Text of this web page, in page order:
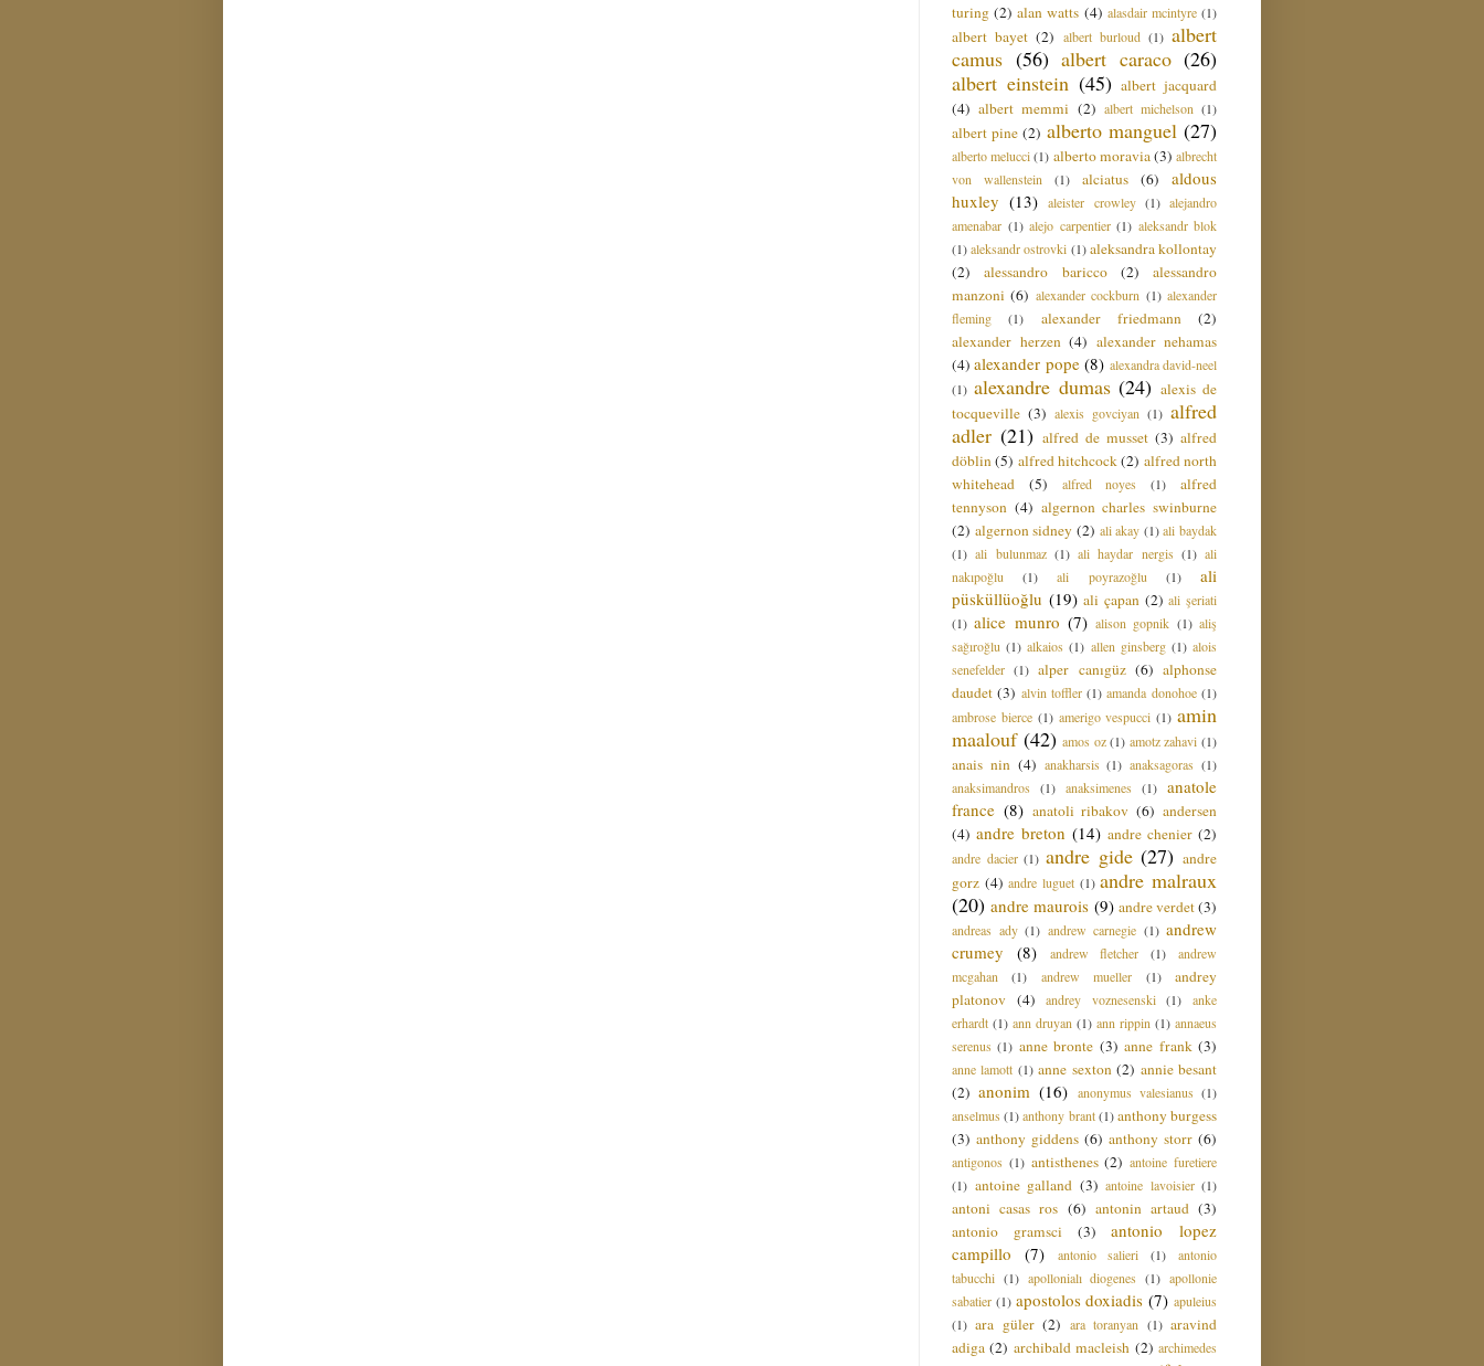
turing (2) alan watts (4) alasdair mcintyre (1)
albert bayet (2) albert burloud (1) albert
camus (56) albert caraco (26)
albert einstein (45) albert jacquard
(4) albert memmi (2) albert michelson (1)
albert pine (2) alberto manguel (27)
alberto melucci (1) alberto moravia (3) albrecht
von wallenstein
(1) alciatus (6)
aldous
huxley (13) aleister crowley (1) alejandro
amenabar (1) alejo carpentier (1) aleksandr blok
(1) aleksandr ostrovki (1) aleksandra kollontay
(2)
alessandro baricco (2)
alessandro
manzoni (6) alexander cockburn (1) alexander
fleming
(1) alexander friedmann
(2)
alexander herzen (4) alexander nehamas
(4) alexander pope (8) alexandra david-neel
(1) alexandre dumas (24) alexis de
tocqueville (3) alexis govciyan (1) alfred
adler (21) alfred de musset (3) alfred
döblin (5) alfred hitchcock(2) alfred north
whitehead
(5) alfred noyes (1)
alfred
tennyson (4) algernon charles swinburne
(2) algernon sidney (2) ali akay (1) ali baydak
(1) ali bulunmaz (1) ali haydar nergis (1) ali
nakıpoğlu
(1) ali poyrazoğlu (1)
ali
püsküllüoğlu (19) ali çapan (2) ali şeriati
(1) alice munro (7) alison gopnik (1) aliş
sağıroğlu (1) alkaios (1) allen ginsberg (1) alois
senefelder (1) alper canıgüz (6) alphonse
daudet (3) alvin toffler (1) amanda donohoe (1)
ambrose bierce (1) amerigo vespucci (1) amin
maalouf (42) amos oz (1) amotz zahavi (1)
anais nin (4) anakharsis (1) anaksagoras (1)
anaksimandros
(1) anaksimenes (1) anatole
france (8) anatoli ribakov (6) andersen
(4) andre breton (14) andre chenier (2)
andre dacier (1) andre gide (27) andre
gorz (4) andre luguet (1) andre malraux
(20) andre maurois (9) andre verdet(3)
andreas ady (1) andrew carnegie (1) andrew
crumey
(8) andrew fletcher (1)
andrew
mcgahan
(1) andrew mueller (1)
andrey
platonov (4) andrey voznesenski (1)
anke
erhardt (1) ann druyan (1) ann rippin (1) annaeus
serenus (1) anne bronte (3) anne frank (3)
anne lamott (1) anne sexton (2) annie besant
(2) anonim (16) anonymus valesianus (1)
anselmus (1) anthony brant (1) anthony burgess
(3) anthony giddens (6) anthony storr (6)
antigonos (1) antisthenes (2) antoine furetiere
(1) antoine galland (3) antoine lavoisier (1)
antoni casas ros (6) antonin artaud (3)
antonio gramsci
(3)
antonio lopez
campillo
(7) antonio salieri (1)
antonio
tabucchi (1) apollonialı diogenes (1) apollonie
sabatier (1) apostolos doxiadis (7) apuleius
(1) ara güler (2) ara toranyan (1) aravind
adiga (2) archibald macleish (2) archimedes